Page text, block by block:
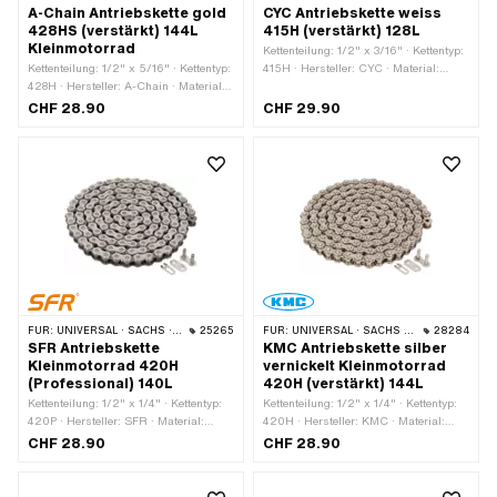
A-Chain Antriebskette gold
428HS (verstärkt) 144L
Kleinmotorrad
Kettenteilung: 1/2" x 5/16" · Kettentyp:
428H · Hersteller: A-Chain · Material:
Stahl · Farbe: gold · Anzahl
Federverschluss · Oberfläche: lackiert
CHF 28.90
CYC Antriebskette weiss
415H (verstärkt) 128L
Kettenteilung: 1/2" x 3/16" · Kettentyp:
415H · Hersteller: CYC · Material:
Kettenglieder: 128 Stk. · Abrollumfang:
CHF 29.90
FÜR: UNIVERSAL · SACHS · KREIDLER 25265
SFR Antriebskette
Kleinmotorrad 420H
(Professional) 140L
Kettenteilung: 1/2" x 1/4" · Kettentyp:
420P · Hersteller: SFR · Material:
Stahl · Farbe: gold · Anzahl
Federverschluss · Oberfläche: lackiert
CHF 28.90
FÜR: UNIVERSAL · SACHS · KREIDLER 28284
KMC Antriebskette silber
vernickelt Kleinmotorrad
420H (verstärkt) 144L
Kettenteilung: 1/2" x 1/4" · Kettentyp:
420H · Hersteller: KMC · Material:
Stahl · Farbe: silber · Anzahl
CHF 28.90